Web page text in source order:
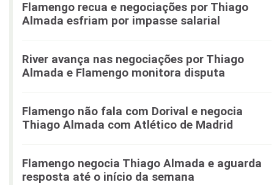
Flamengo recua e negociações por Thiago
Almada esfriam por impasse salarial
River avança nas negociações por Thiago
Almada e Flamengo monitora disputa
Flamengo não fala com Dorival e negocia
Thiago Almada com Atlético de Madrid
Flamengo negocia Thiago Almada e aguarda
resposta até o início da semana